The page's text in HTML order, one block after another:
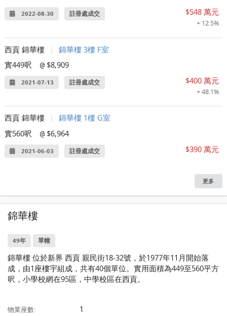
2022-08-30 註冊處成交 $548 萬元
+ 12.5%
西貢 錦華樓
錦華樓 3樓 F室
實449呎
@ $8,909
2021-07-13 註冊處成交 $400 萬元
+ 48.1%
西貢 錦華樓
錦華樓 1樓 G室
實560呎
@ $6,964
2021-06-03 註冊處成交 $390 萬元
更多
錦華樓
49年 單幢
錦華樓 位於新界 西貢 親民街18-32號，於1977年11月開始落
成，由1座樓宇組成，共有40個單位。實用面積為449至560平方
呎，小學校網在95區，中學校區在西貢。
物業座數: 1